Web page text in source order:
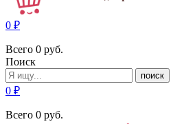
0 ₽
Всего 0 руб.
Поиск
поиск
0 ₽
Всего 0 руб.